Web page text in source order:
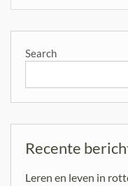
Search
Recente
Leren en leven in